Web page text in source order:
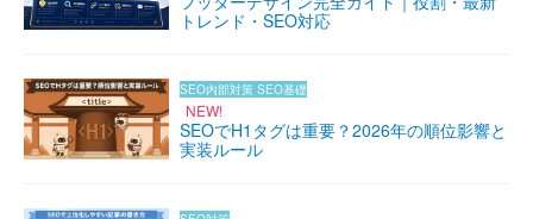
トレンド・SEO対応
SEO内部対策 SEO基礎
NEW!
SEOでH1タグは重要？2026年の順位影響と
実装ルール